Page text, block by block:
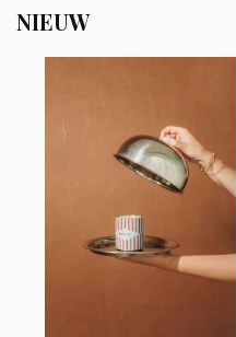
NIEUW